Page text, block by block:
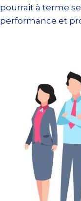
pourrait à terme
performance et